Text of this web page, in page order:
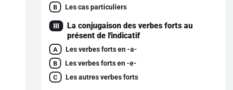
B Les cas particuliers
III
La conjugaison des verbes forts au
présent de l'indicatif
A Les verbes forts en -a-
B Les verbes forts en -e-
C Les autres verbes forts